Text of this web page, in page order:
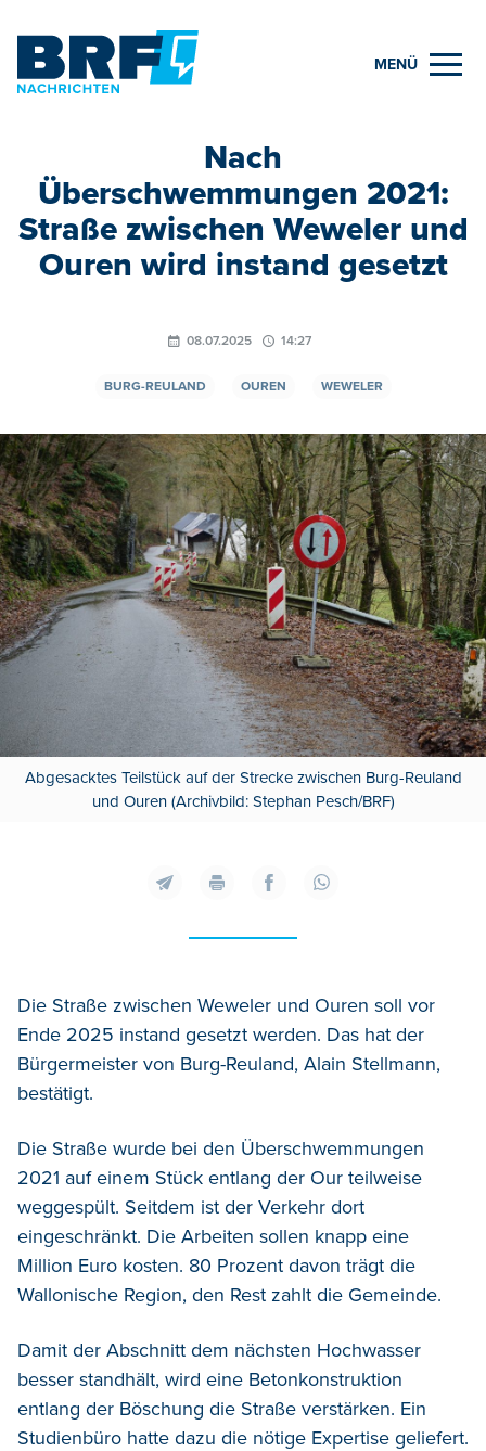
MENÜ
Nach
Überschwemmungen 2021:
Straße zwischen Weweler und
Ouren wird instand gesetzt
08.07.2025 14:27
BURG-REULAND OUREN WEWELER
Abgesacktes Teilstück auf der Strecke zwischen Burg-Reuland
und Ouren (Archivbild: Stephan Pesch/BRF)
Die Straße zwischen Weweler und Ouren soll vor
Ende 2025 instand gesetzt werden. Das hat der
Bürgermeister von Burg-Reuland, Alain Stellmann,
bestätigt.
Die Straße wurde bei den Überschwemmungen
2021 auf einem Stück entlang der Our teilweise
weggespült. Seitdem ist der Verkehr dort
eingeschränkt. Die Arbeiten sollen knapp eine
Million Euro kosten. 80 Prozent davon trägt die
Wallonische Region, den Rest zahlt die Gemeinde.
Damit der Abschnitt dem nächsten Hochwasser
besser standhält, wird eine Betonkonstruktion
entlang der Böschung die Straße verstärken. Ein
Studienbüro hatte dazu die nötige Expertise geliefert.